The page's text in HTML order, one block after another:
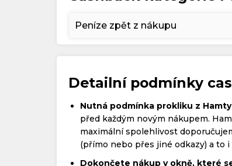
Peníze zpět z nákupu
Detailní podmínky
Nutná podmínka prokliku z
před každým novým nákupem.
maximální spolehlivost
(přímo nebo přes jiné odkazy) a to
Dokončete nákup v okně, které